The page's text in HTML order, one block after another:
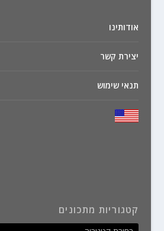
אודותינו
יצירת קשר
תנאי שימוש
קטגוריות מתכונים